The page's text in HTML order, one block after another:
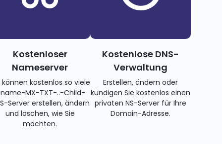
Kostenloser
Nameserver
können kostenlos so viele
MX-TXT-..-Child-
Server erstellen, ändern
und löschen, wie Sie
möchten.
Kostenlose DNS-
Verwaltung
Erstellen, ändern oder
kündigen Sie kostenlos einen
privaten NS-Server für Ihre
Domain-Adresse.